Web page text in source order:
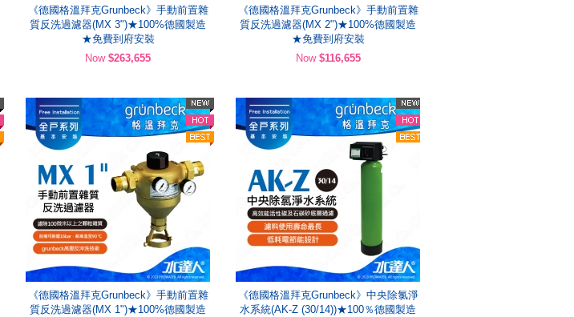
《德國格溫拜克Grunbeck》手動前置雜
質反洗過濾器(MX 3")★100%德國製造
★免費到府安裝
Now $263,655
《德國格溫拜克Grunbeck》手動前置雜
質反洗過濾器(MX 2")★100%德國製造
★免費到府安裝
Now $116,655
《德國格溫拜克Grunbeck》手動前置雜
質反洗過濾器(MX 1")★100%德國製造
《德國格溫拜克Grunbeck》中央除氯淨
水系統(AK-Z (30/14))★100％德國製造